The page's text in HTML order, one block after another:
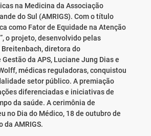
na Medicina da Associação
do Sul (AMRIGS). Com o título
como Fator de Equidade na Atenção
o projeto, desenvolvido pelas
diretora do
da APS, Luciane Jung Dias e
médicas reguladoras, conquistou
setor público. A premiação
diferenciadas e iniciativas de
da saúde. A cerimônia de
no Dia do Médico, 18 de outubro de
da AMRIGS.